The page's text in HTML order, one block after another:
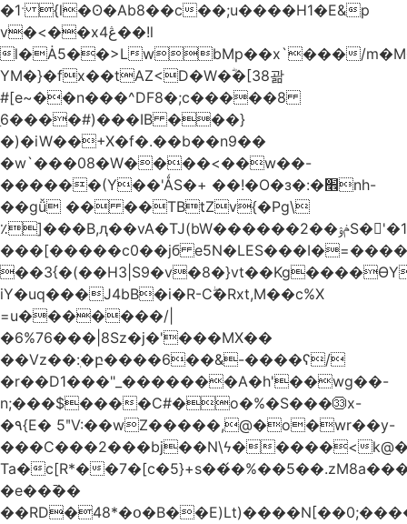
�1ˑ {l�ʘ�Ab8��c��;u����H1�E&p
v�<��xڠ4��!l
l�Ȧ5��>LwbMp��x`���/
YM�}�fx��tAZ<D�W�ؓ�[38괆
#[e~��n���^DF8�;c�����8
ַ6����#)���IB ���}
�)�iW��+X�f�.��b��n9��
�w`���08�W����<��w��-
������(Y��'ǺS�+ ��!�O�з�:�׮nh-
��gǚ �� ��TBtZv{�Pg\
٪]���B,ԯ��vA�TJ(bW������ݥۉ��2S�'�1�^c�Rs��l�0���צ�
���[�����c0��jб
iY�uq���J4bB�i�R-Cۖ�Rxt,M��c%X
=u�������/|
�6%76���|8Sz�j�'���MX��
��Vz��ٖ:�բ����6��&-����ʕ/
�r��D1���"_�������A�h'��wg��-
n;���$����C#�o�%�S���㉝x-
�٩{E� 5ʺV:��wZ�����,@�o�wr��y-
���C���2���bj��N\ϟ�����<
Ta�c[R*�
�e��߫��